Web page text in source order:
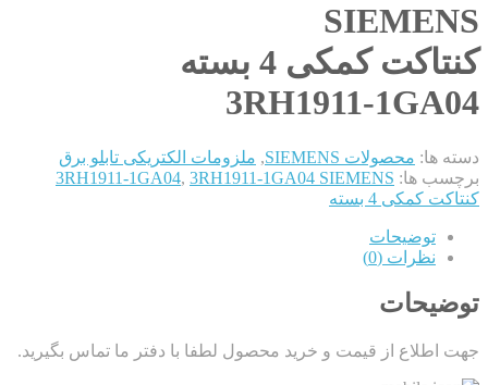
SIEMENS
کنتاکت کمکی 4 بسته
3RH1911-1GA04
دسته ها: محصولات SIEMENS , ملزومات الکتریکی تابلو برق
برچسب ها:
3RH1911-1GA04, 3RH1911-1GA04 SIEMENS
کنتاکت کمکی 4 بسته
توضیحات
نظرات (0)
توضیحات
جهت اطلاع از قیمت و خرید محصول لطفا با دفتر ما تماس بگیرید.